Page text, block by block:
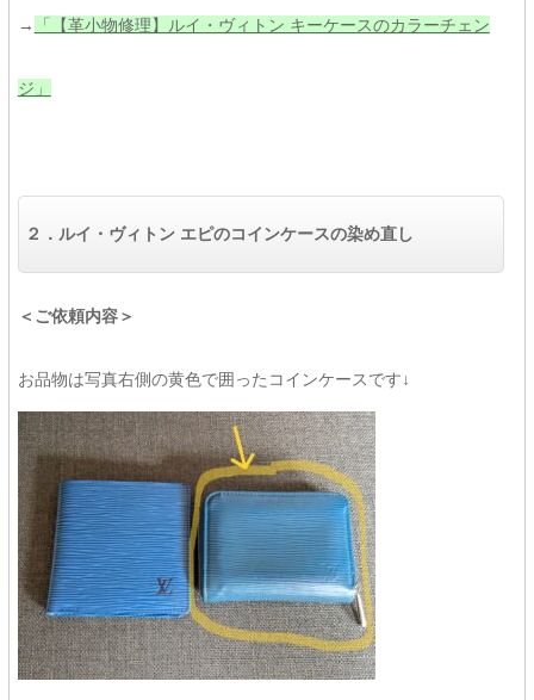
→ 「【革小物修理】ルイ・ヴィトン キーケースのカラーチェン
ジ」
２． ルイ・ヴィトン エピのコインケースの染め直し
＜ご依頼内容＞
お品物は写真右側の黄色で囲ったコインケースです↓